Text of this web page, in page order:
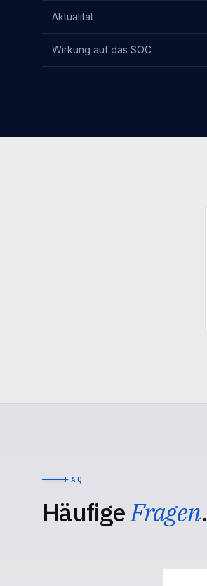
Aktualität
Wirkung auf das SOC
FAQ
HäufigeFragen.